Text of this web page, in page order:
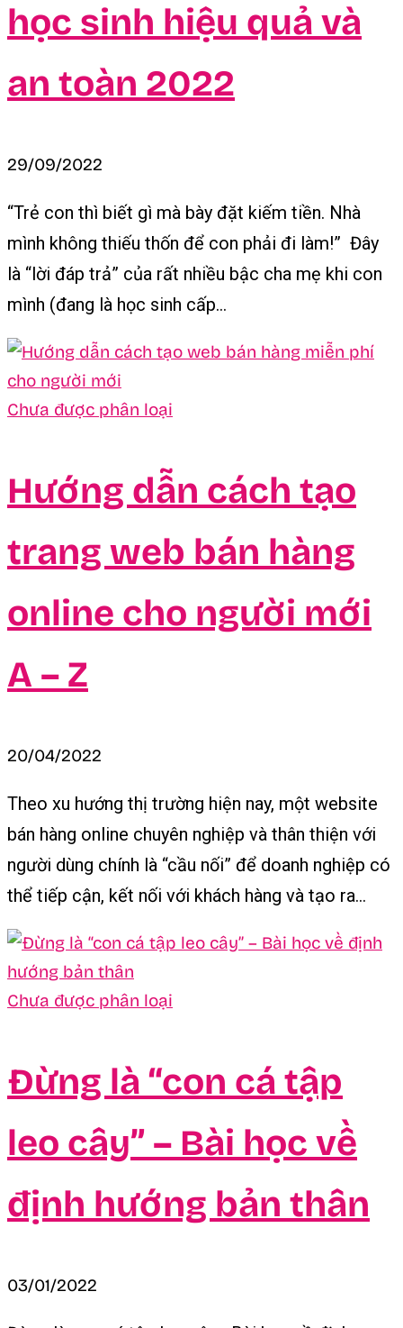
học sinh hiệu quả và
an toàn 2022
29/09/2022
“Trẻ con thì biết gì mà bày đặt kiếm tiền. Nhà
mình không thiếu thốn để con phải đi làm!” Đây
là “lời đáp trả” của rất nhiều bậc cha mẹ khi con
mình (đang là học sinh cấp...
Chưa được phân loại
Hướng dẫn cách tạo
trang web bán hàng
online cho người mới
A – Z
20/04/2022
Theo xu hướng thị trường hiện nay, một website
bán hàng online chuyên nghiệp và thân thiện với
người dùng chính là “cầu nối” để doanh nghiệp có
thể tiếp cận, kết nối với khách hàng và tạo ra...
Chưa được phân loại
Đừng là “con cá tập
leo cây” – Bài học về
định hướng bản thân
03/01/2022